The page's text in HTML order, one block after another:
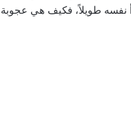
نفسه طويلاً، فكيف هي